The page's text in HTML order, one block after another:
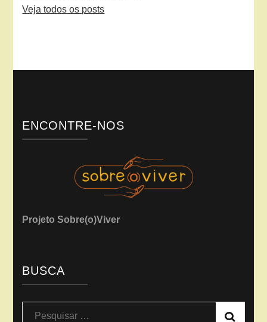
Veja todos os posts
ENCONTRE-NOS
Projeto Sobre(o)Viver
BUSCA
Pesquisar